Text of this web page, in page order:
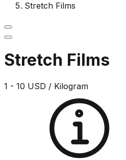
Stretch Films
Stretch Films
1 - 10 USD / Kilogram